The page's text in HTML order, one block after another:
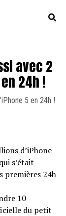
avec 2
24h !
5 en 24h !
d’iPhone
s’était
premières 24h
10
du petit